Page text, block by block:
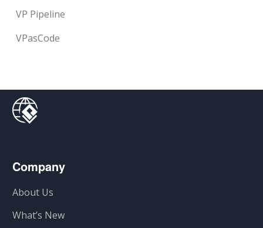
VP Pipeline
VPasCode
Company
About Us
What’s New